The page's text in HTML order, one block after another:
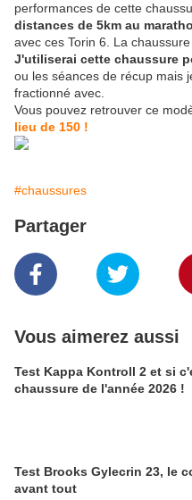
performances de cette
distances de 5km au
avec ces Torin 6. La
J'utiliserai cette chaussure
ou les séances de récup mais
fractionné avec.
Vous pouvez retrouver ce
lieu de 150 !
#chaussures
Partager
Vous aimerez aussi
Test Kappa Kontroll 2 et si
chaussure de l'année 2026 !
Test Brooks Gylecrin 23, le
avant tout